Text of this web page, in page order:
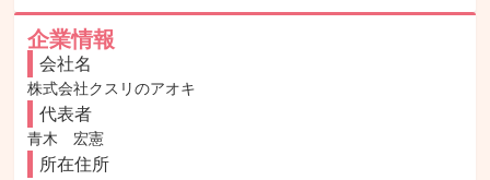
企業情報
会社名
株式会社クスリのアオキ
代表者
青木　宏憲
所在住所